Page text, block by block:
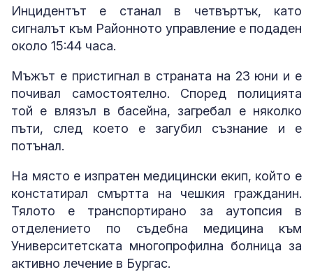
Инцидентът е станал в четвъртък, като
сигналът към Районното управление е подаден
около 15:44 часа.
Мъжът е пристигнал в страната на 23 юни и е
почивал самостоятелно. Според полицията
той е влязъл в басейна, загребал е няколко
пъти, след което е загубил съзнание и е
потънал.
На място е изпратен медицински екип, който е
констатирал смъртта на чешкия гражданин.
Тялото е транспортирано за аутопсия в
отделението по съдебна медицина към
Университетската многопрофилна болница за
активно лечение в Бургас.